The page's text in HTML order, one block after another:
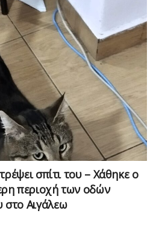
σπίτι του – Χάθηκε ο
περιοχή των οδών
Αιγάλεω